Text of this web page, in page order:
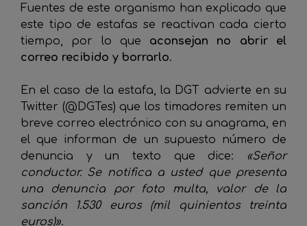
Fuentes de este organismo han explicado que
este tipo de estafas se reactivan cada cierto
tiempo, por lo que aconsejan no abrir el
correo recibido y borrarlo.
En el caso de la estafa, la DGT advierte en su
Twitter (@DGTes) que los timadores remiten un
breve correo electrónico con su anagrama, en
el que informan de un supuesto número de
denuncia y un texto que dice:
«Señor
conductor. Se notifica a usted que presenta
una denuncia por foto multa, valor de la
sanción 1.530 euros (mil quinientos treinta
euros)».